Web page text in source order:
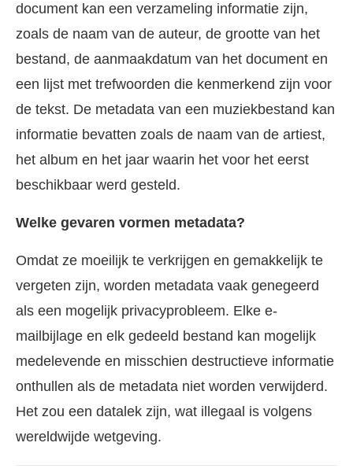
document kan een verzameling informatie zijn,
zoals de naam van de auteur, de grootte van het
bestand, de aanmaakdatum van het document en
een lijst met trefwoorden die kenmerkend zijn voor
de tekst. De metadata van een muziekbestand kan
informatie bevatten zoals de naam van de artiest,
het album en het jaar waarin het voor het eerst
beschikbaar werd gesteld.
Welke gevaren vormen metadata?
Omdat ze moeilijk te verkrijgen en gemakkelijk te
vergeten zijn, worden metadata vaak genegeerd
als een mogelijk privacyprobleem. Elke e-
mailbijlage en elk gedeeld bestand kan mogelijk
medelevende en misschien destructieve informatie
onthullen als de metadata niet worden verwijderd.
Het zou een datalek zijn, wat illegaal is volgens
wereldwijde wetgeving.